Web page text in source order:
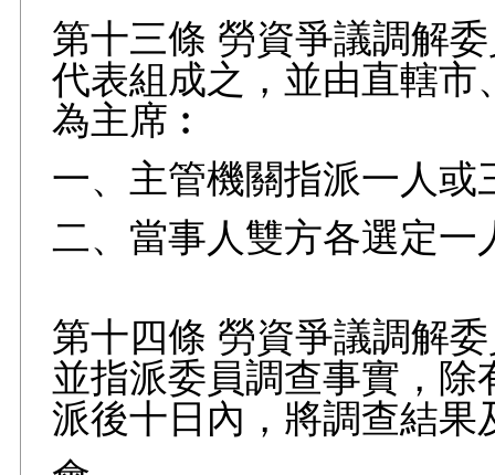
第十三條 勞資爭議調解
代表組成之，並由直轄
為主席︰
一、主管機關指派一人或
二、當事人雙方各選定一
第十四條 勞資爭議調解
並指派委員調查事實，
派後十日內，將調查結果